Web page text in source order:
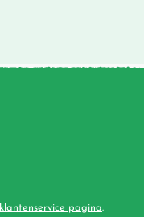
klantenservice pagina.